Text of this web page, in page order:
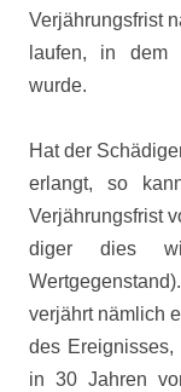
Verjährungsfrist
laufen, in dem
wurde.
Hat der
erlangt, so
Verjährungsfrist
diger dies
verjährt nämlich
des
in 30 Jahren